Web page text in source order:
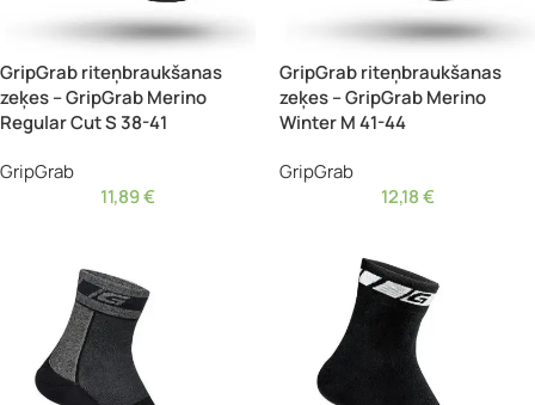
GripGrab riteņbraukšanas
zeķes – GripGrab Merino
Regular Cut S 38-41
GripGrab
11,89€
GripGrab riteņbraukšanas
zeķes – GripGrab Merino
Winter M 41-44
GripGrab
12,18€